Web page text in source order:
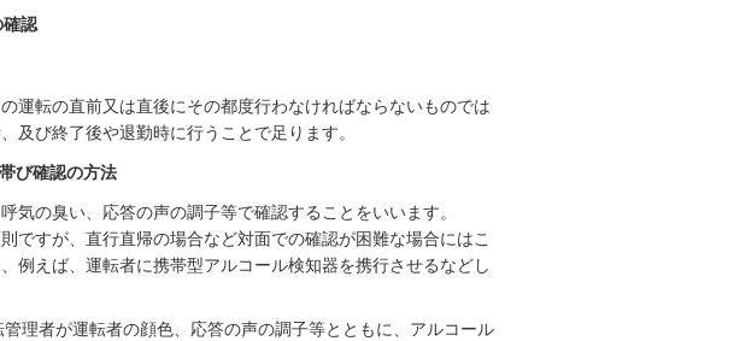
確認
運転の直前又は直後にその都度行わなければならないものでは
及び終了後や退勤時に行うことで足ります。
び確認の方法
気の臭い、応答の声の調子等で確認することをいいます。
ですが、直行直帰の場合など対面での確認が困難な場合にはこ
例えば、運転者に携帯型アルコール検知器を携行させるなどし
理者が運転者の顔色、応答の声の調子等とともに、アルコール